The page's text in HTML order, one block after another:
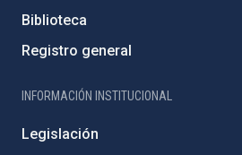
Biblioteca
Registro general
INFORMACIÓN INSTITUCIONAL
Legislación